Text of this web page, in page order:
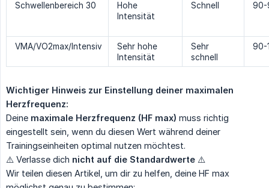
Schwellenbereich 30
Hohe
Intensität
Schnell 90-
VMA/VO2max/Intensiv
Sehr hohe
Intensität
Sehr
schnell
90-
Wichtiger Hinweis zur Einstellung deiner maximalen
Herzfrequenz:
Deine maximale Herzfrequenz (HF max) muss richtig
eingestellt sein, wenn du diesen Wert während deiner
Trainingseinheiten optimal nutzen möchtest.
⚠️ Verlasse dich nicht auf die Standardwerte ⚠️
Wir teilen diesen Artikel, um dir zu helfen, deine HF max